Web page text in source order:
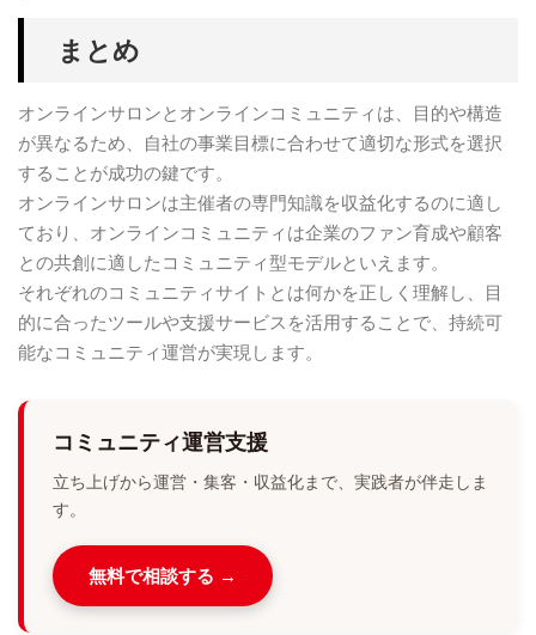
まとめ
オンラインサロンとオンラインコミュニティは、目的や構造
が異なるため、自社の事業目標に合わせて適切な形式を選択
することが成功の鍵です。
オンラインサロンは主催者の専門知識を収益化するのに適し
ており、オンラインコミュニティは企業のファン育成や顧客
との共創に適したコミュニティ型モデルといえます。
それぞれのコミュニティサイトとは何かを正しく理解し、目
的に合ったツールや支援サービスを活用することで、持続可
能なコミュニティ運営が実現します。
コミュニティ運営支援
立ち上げから運営・集客・収益化まで、実践者が伴走しま
す。
無料で相談する →